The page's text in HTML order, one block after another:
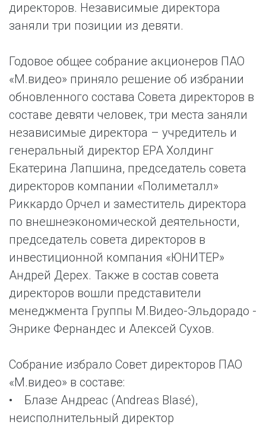
директоров. Независимые директора
заняли три позиции из девяти.
Годовое общее собрание акционеров ПАО
«М.видео» приняло решение об избрании
обновленного состава Совета директоров в
составе девяти человек, три места заняли
независимые директора – учредитель и
генеральный директор ЕРА Холдинг
Екатерина Лапшина, председатель совета
директоров компании «Полиметалл»
Риккардо Орчел и заместитель директора
по внешнеэкономической деятельности,
председатель совета директоров в
инвестиционной компания «ЮНИТЕР»
Андрей Дерех. Также в состав совета
директоров вошли представители
менеджмента Группы М.Видео-Эльдорадо -
Энрике Фернандес и Алексей Сухов.
Собрание избрало Совет директоров ПАО
«М.видео» в составе:
• Блазе Андреас (Andreas Blasé),
неисполнительный директор